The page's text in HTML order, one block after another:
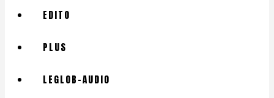
EDITO
PLUS
LEGLOB-AUDIO